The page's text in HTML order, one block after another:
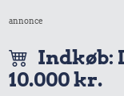
annonce
Indkøb:
10.000 kr.